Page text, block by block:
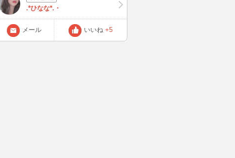
ます！ https://x.com/hinanann_bb
.*ひなな*.・
メール いいね +5